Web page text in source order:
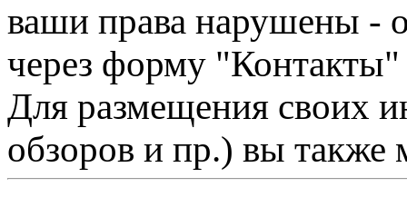
ваши права нарушены -
через форму "Контакты"
Для размещения своих
обзоров и пр.) вы также